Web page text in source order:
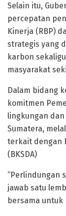
Selain itu,
percepatan
Kinerja (RBP)
strategis yang
karbon
masyarakat
Dalam bidang
komitmen
lingkungan
Sumatera,
terkait dengan
(BKSDA)
“Perlindungan
jawab satu
bersama untuk